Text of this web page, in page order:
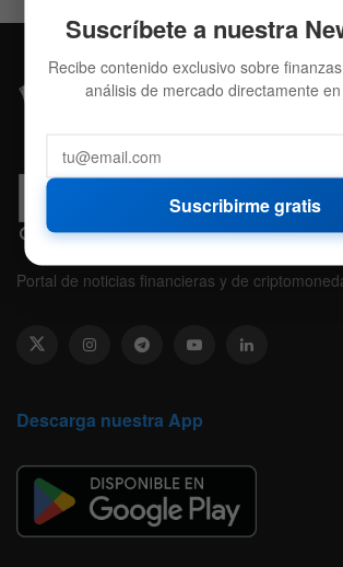
Portal de noticias financieras y de
Descarga nuestra App
Suscríbete a nuestra
Recibe contenido exclusivo sobre
análisis de mercado directamente
Suscribirme gratis